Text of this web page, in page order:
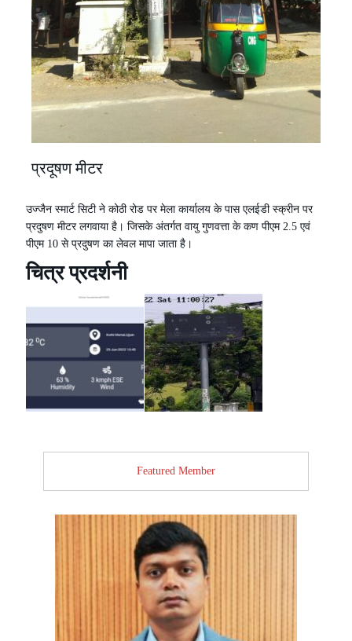
प्रदूषण मीटर
उज्जैन स्मार्ट सिटी ने कोठी रोड पर मेला कार्यालय के पास एलईडी स्क्रीन पर
प्रदुषण मीटर लगवाया है। जिसके अंतर्गत वायु गुणवत्ता के कण पीएम 2.5 एवं
पीएम 10 से प्रदुषण का लेवल मापा जाता है।
चित्र प्रदर्शनी
Featured Member